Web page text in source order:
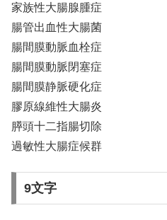
家族性大腸腺腫症
腸管出血性大腸菌
腸間膜動脈血栓症
腸間膜動脈閉塞症
腸間膜静脈硬化症
膠原線維性大腸炎
膵頭十二指腸切除
過敏性大腸症候群
9文字